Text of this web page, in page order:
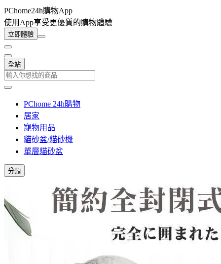
PChome24h購物App
使用App享受更優質的購物體驗
立即體驗
全站
PChome 24h購物
居家
寵物用品
貓砂盆/貓砂機
單層貓砂盆
分類